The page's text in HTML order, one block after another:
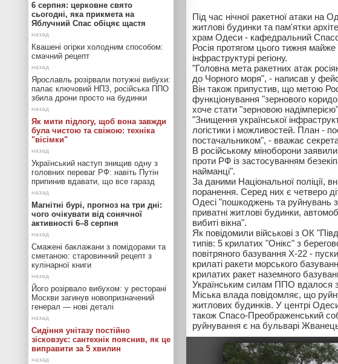
Під час нічної ракетної атаки
житлові будинки та пам'ятки
храм Одеси - кафедральний
Росія протягом цього тижня
інфраструктурі регіону.
"Головна мета ракетних атак
до Чорного моря", - написав у
Він також припустив, що метою
функціонування "зернового
хоче стати "зерновою
"Знищення української
логістики і можливостей. План -
постачальником", - вважає
В російському міноборони
проти РФ із застосуванням
найманці".
За даними Національної поліції,
поранення. Серед них є четверо
Одесі "пошкоджень та руйнувань
приватні житлові будинки,
вибиті вікна".
Як повідомили військові з ОК
типів: 5 крилатих "Онікс" з
повітряного базування Х-22 -
крилаті ракети морського
крилатих ракет наземного
Українським силам ППО вдалося
Міська влада повідомляє, що
житлових будинків. У центрі
також Спасо-Преображенський
руйнування є на бульварі
6 серпня: церковне свято
сьогодні, яка прикмета на
Яблучний Спас обіцяє щастя
Квашені огірки холодним способом:
смачний рецепт
Ярославль розірвали потужні вибухи:
палає ключовий НПЗ, російська ППО
збила дрони просто на будинки
Як мити підлогу, щоб вона завжди
була чистою та свіжою: техніка
"вісімки"
Український наступ знищив одну з
головних переваг РФ: навіть Путін
припинив вдавати, що все гаразд
Магнітні бурі, прогноз на три дні:
чого очікувати від сонячної
активності 6–8 серпня
Смажені баклажани з помідорами та
сметаною: старовинний рецепт з
кулінарної книги
Його розірвало вибухом: у ресторані
Москви загинув новопризначений
генерал — нові деталі
Сидіння унітазу постійно
зісковзує: сантехнік пояснив, як це
виправити за 5 хвилин